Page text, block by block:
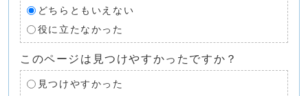
どちらともいえない
役に立たなかった
このページは見つけやすかったですか？
見つけやすかった